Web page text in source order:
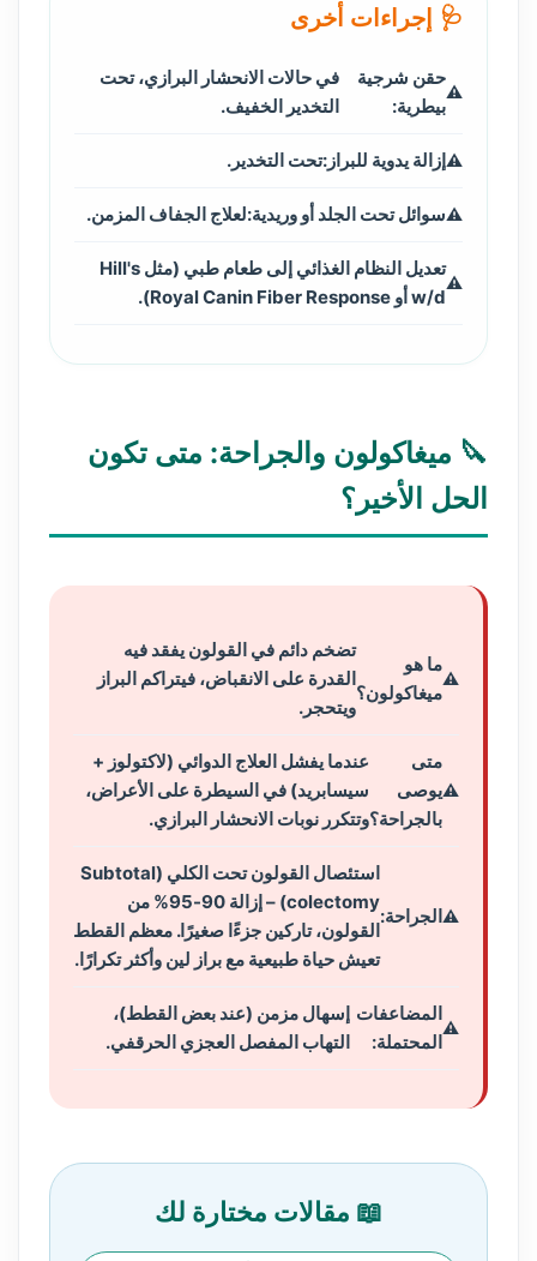
🩺 إجراءات أخرى
حقن شرجية
بيطرية:
في حالات الانحشار البرازي، تحت
التخدير الخفيف.
إزالة يدوية للبراز:تحت التخدير.
سوائل تحت الجلد أو وريدية:لعلاج الجفاف المزمن.
تعديل النظام الغذائي إلى طعام طبي (مثل Hill's
w/d أو Royal Canin Fiber Response).
🔪 ميغاكولون والجراحة: متى تكون
الحل الأخير؟
ما هو
ميغاكولون؟
تضخم دائم في القولون يفقد فيه
القدرة على الانقباض، فيتراكم البراز
ويتحجر.
متى
يوصى
بالجراحة؟
عندما يفشل العلاج الدوائي (لاكتولوز +
سيسابريد) في السيطرة على الأعراض،
وتتكرر نوبات الانحشار البرازي.
الجراحة:
استئصال القولون تحت الكلي (Subtotal
colectomy) – إزالة 90-95% من
القولون، تاركين جزءًا صغيرًا. معظم القطط
تعيش حياة طبيعية مع براز لين وأكثر تكرارًا.
المضاعفات
المحتملة:
إسهال مزمن (عند بعض القطط)،
التهاب المفصل العجزي الحرقفي.
📖 مقالات مختارة لك